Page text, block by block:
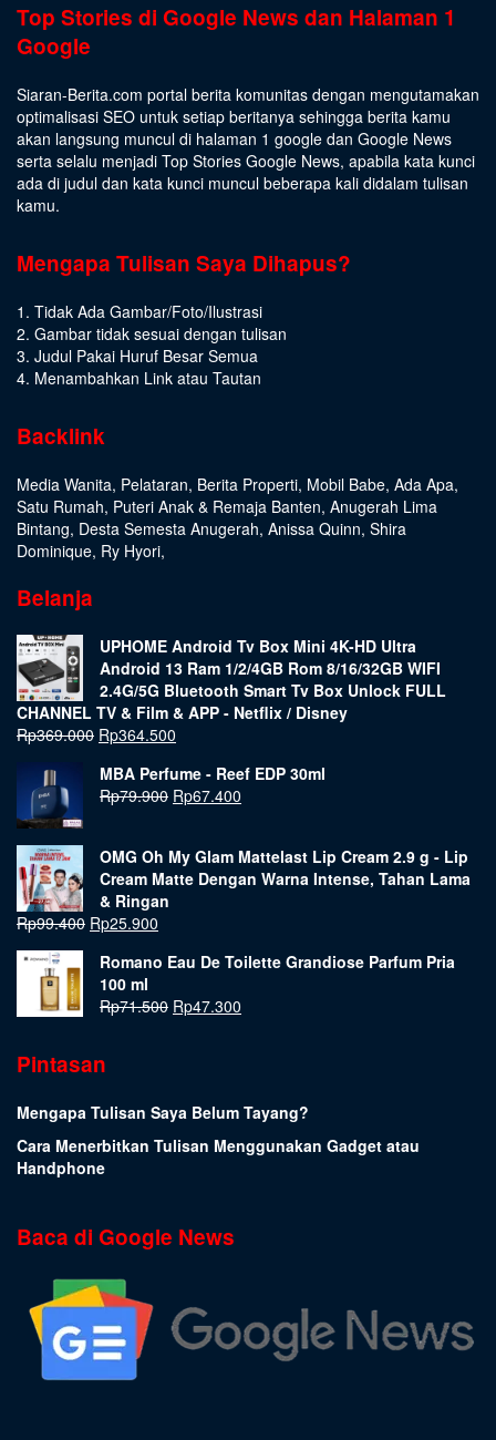
Top Stories di Google News dan Halaman 1
Google
Siaran-Berita.com portal berita komunitas dengan mengutamakan
optimalisasi SEO untuk setiap beritanya sehingga berita kamu
akan langsung muncul di halaman 1 google dan Google News
serta selalu menjadi Top Stories Google News, apabila kata kunci
ada di judul dan kata kunci muncul beberapa kali didalam tulisan
kamu.
Mengapa Tulisan Saya Dihapus?
1. Tidak Ada Gambar/Foto/Ilustrasi
2. Gambar tidak sesuai dengan tulisan
3. Judul Pakai Huruf Besar Semua
4. Menambahkan Link atau Tautan
Backlink
Media Wanita, Pelataran, Berita Properti, Mobil Babe, Ada Apa,
Satu Rumah, Puteri Anak & Remaja Banten, Anugerah Lima
Bintang, Desta Semesta Anugerah, Anissa Quinn, Shira
Dominique, Ry Hyori,
Belanja
UPHOME Android Tv Box Mini 4K-HD Ultra
Android 13 Ram 1/2/4GB Rom 8/16/32GB WIFI
2.4G/5G Bluetooth Smart Tv Box Unlock FULL
CHANNEL TV & Film & APP - Netflix / Disney
Rp369.000 Rp364.500
MBA Perfume - Reef EDP 30ml
Rp79.900 Rp67.400
OMG Oh My Glam Mattelast Lip Cream 2.9 g - Lip
Cream Matte Dengan Warna Intense, Tahan Lama
& Ringan
Rp99.400 Rp25.900
Romano Eau De Toilette Grandiose Parfum Pria
100 ml
Rp71.500 Rp47.300
Pintasan
Mengapa Tulisan Saya Belum Tayang?
Cara Menerbitkan Tulisan Menggunakan Gadget atau
Handphone
Baca di Google News